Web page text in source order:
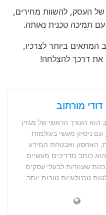
של העסק, להשוות מחירים,
תמיכה טכנית נאותה.
ביותר לצרכיו,
את דרכך להצלחה!
דודי מורתוב
הוא העורך הראשי של מגזין
ניסיון מעשי בעולמות
האחסון ואבטחת המידע
כותב מדריכים מעשיים
כנות שעוזרות לבעלי עסקים
טכנולוגיות טובות יותר.